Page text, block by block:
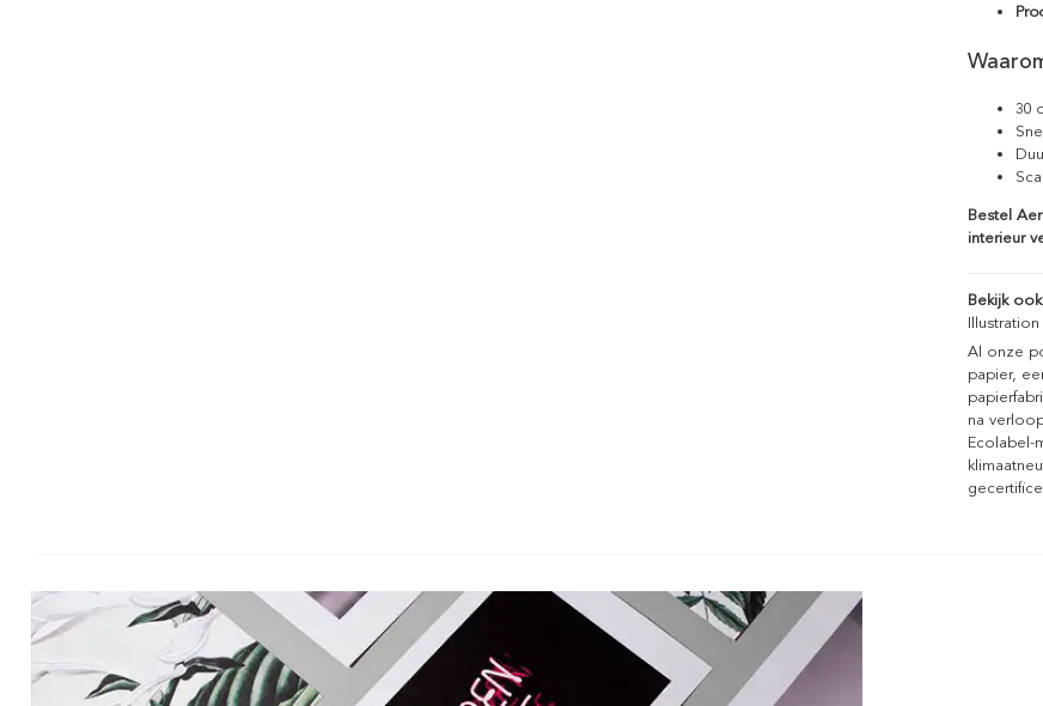
30
Bestel
interieur
Bekijk
Illustration
Al onze
papier,
na
Ecolabel-